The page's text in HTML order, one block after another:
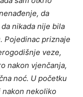
da
nikada nije bila
Pojedinac priznaje
veze,
nakon vjenčanja,
noć. U početku
nakon nekoliko